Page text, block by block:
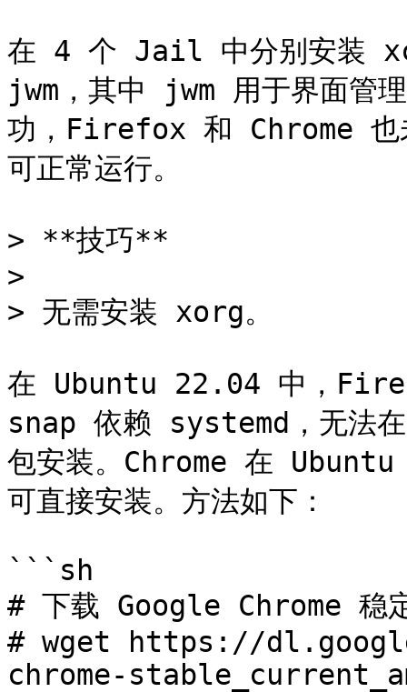
在 4 个 Jail 中分别安装
jwm，其中 jwm 用于界面管
功，Firefox 和 Chrome
可正常运行。
> **技巧**
>
> 无需安装 xorg。
在 Ubuntu 22.04 中，
snap 依赖 systemd，无法
包安装。Chrome 在
可直接安装。方法如下：
```sh
# 下载 Google Chrome 稳
# wget https://
chrome-